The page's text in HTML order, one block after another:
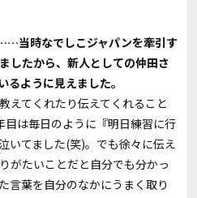
当時なでしこジャパンを牽引す
したから、新人としての仲田さ
るように見えました。
えてくれたり伝えてくれること
は毎日のように『明日練習に行
いてました(笑)。でも徐々に伝え
がたいことだと自分でも分かっ
言葉を自分のなかにうまく取り